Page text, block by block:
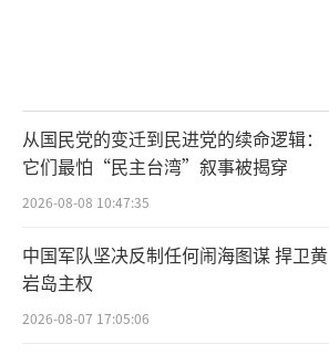
从国民党的变迁到民进党的续命逻辑：
它们最怕“民主台湾”叙事被揭穿
2026-08-08 10:47:35
中国军队坚决反制任何闹海图谋 捍卫黄
岩岛主权
2026-08-07 17:05:06